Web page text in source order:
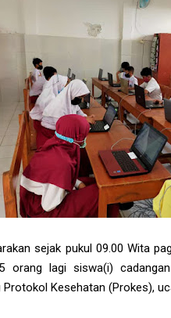
sejak pukul 09.00 Wita
lagi siswa(i)
Kesehatan (Prokes),